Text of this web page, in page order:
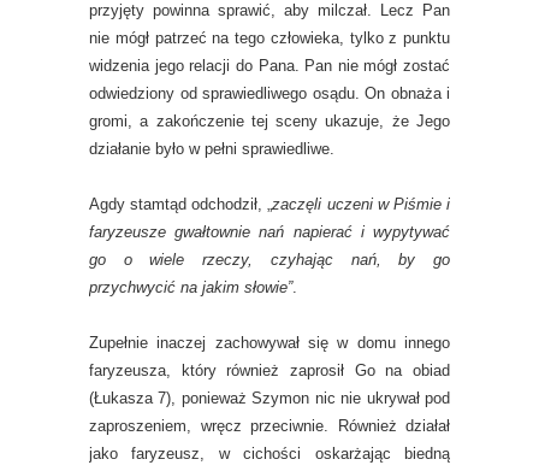
przyjęty powinna sprawić, aby milczał. Lecz Pan
nie mógł patrzeć na tego człowieka, tylko z punktu
widzenia jego relacji do Pana. Pan nie mógł zostać
odwiedziony od sprawiedliwego osądu. On obnaża i
gromi, a zakończenie tej sceny ukazuje, że Jego
działanie było w pełni sprawiedliwe.
Agdy stamtąd odchodził, „zaczęli uczeni w Piśmie i
faryzeusze gwałtownie nań napierać i wypytywać
go o wiele rzeczy, czyhając nań, by go
przychwycić na jakim słowie”.
Zupełnie inaczej zachowywał się w domu innego
faryzeusza, który również zaprosił Go na obiad
(Łukasza 7), ponieważ Szymon nic nie ukrywał pod
zaproszeniem, wręcz przeciwnie. Również działał
jako faryzeusz, w cichości oskarżając biedną